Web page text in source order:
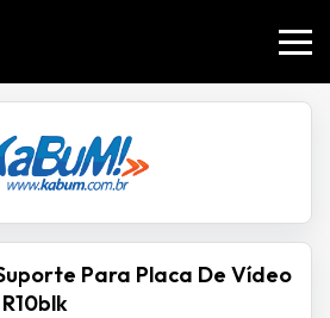
Para Placa De Vídeo